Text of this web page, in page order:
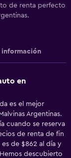
de renta perfecto
información
en
es el mejor
Argentinas.
cuando se reserva
de renta de fin
de $862 al día y
descubierto